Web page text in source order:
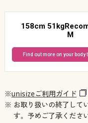
158cm
M
Find out more on your body
※unisizeご利用ガイド
※ お取り扱いの終了して
す。予めご了承ください